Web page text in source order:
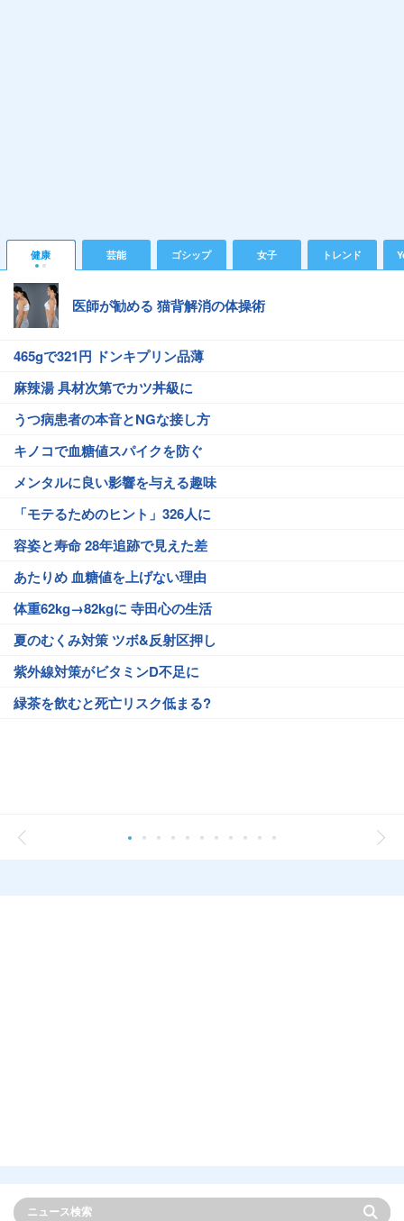
健康 芸能 ゴシップ 女子 トレンド
医師が勧める 猫背解消の体操術
465gで321円 ドンキプリン品薄
麻辣湯 具材次第でカツ丼級に
うつ病患者の本音とNGな接し方
キノコで血糖値スパイクを防ぐ
メンタルに良い影響を与える趣味
「モテるためのヒント」326人に
容姿と寿命 28年追跡で見えた差
あたりめ 血糖値を上げない理由
体重62kg→82kgに 寺田心の生活
夏のむくみ対策 ツボ&反射区押し
紫外線対策がビタミンD不足に
緑茶を飲むと死亡リスク低まる?